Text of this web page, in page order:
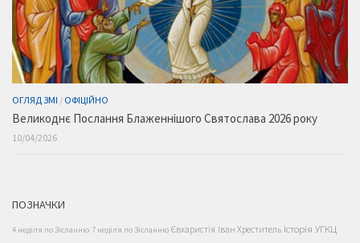
ОГЛЯД ЗМІ / ОФІЦІЙНО
Великоднє Послання Блаженнішого Святослава 2026 року
10/04/2026
ПОЗНАЧКИ
4 неділя по Зісланню 7 неділя по Зісланню Євхаристія Іван Хреститель Історія УГКЦ